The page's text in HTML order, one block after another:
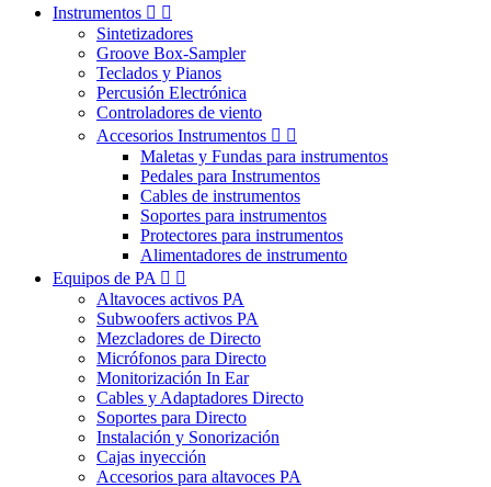
Instrumentos  
Sintetizadores
Groove Box-Sampler
Teclados y Pianos
Percusión Electrónica
Controladores de viento
Accesorios Instrumentos  
Maletas y Fundas para instrumentos
Pedales para Instrumentos
Cables de instrumentos
Soportes para instrumentos
Protectores para instrumentos
Alimentadores de instrumento
Equipos de PA  
Altavoces activos PA
Subwoofers activos PA
Mezcladores de Directo
Micrófonos para Directo
Monitorización In Ear
Cables y Adaptadores Directo
Soportes para Directo
Instalación y Sonorización
Cajas inyección
Accesorios para altavoces PA